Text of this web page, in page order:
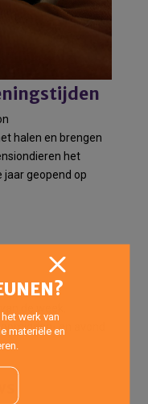
halen en brengen
het
jaar geopend op
en avond
werk van
materiële en